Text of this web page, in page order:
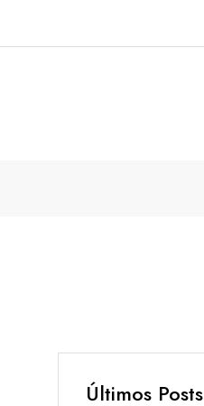
Últimos Posts